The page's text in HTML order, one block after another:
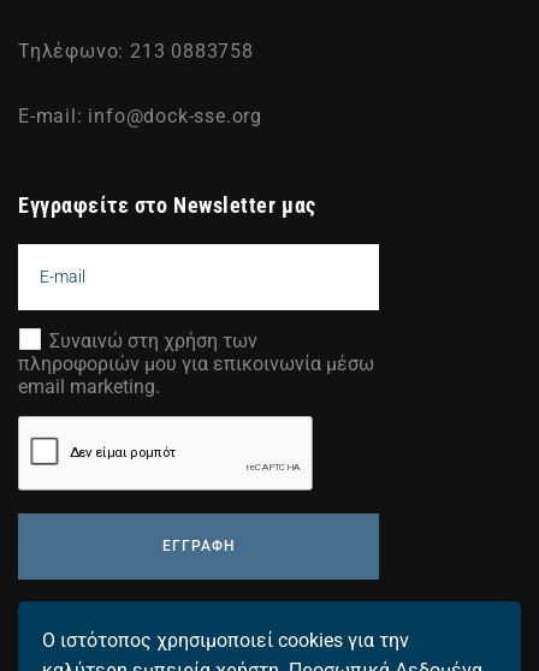
Ο ιστότοπος χρησιμοποιεί cookies για την
Τηλέφωνο: 213 0883758
E-mail: info@dock-sse.org
Εγγραφείτε στο Newsletter μας
Συναινώ στη χρήση των
πληροφοριών μου για επικοινωνία μέσω
email marketing.
ΕΓΓΡΑΦΗ
Προσθέστε τη διεύθυνση email σας για να λαμβάνετε τα
τελευταία μας νέα.